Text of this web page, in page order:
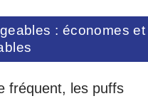
: économes et
fréquent, les puffs